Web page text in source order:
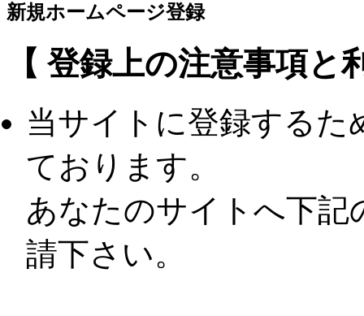
新規ホームページ登録
【 登録上の注意事項と
当サイトに登録するた
ております。
あなたのサイトへ下記
請下さい。